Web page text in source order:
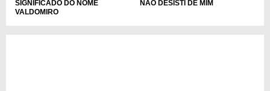
SIGNIFICADO DO NOME
VALDOMIRO
NÃO DESISTI DE MIM